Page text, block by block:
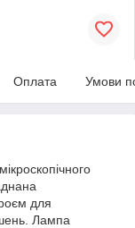
Оплата Умови
для
Лампа